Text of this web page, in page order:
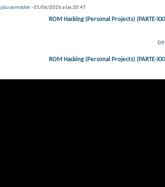
jduranmaster- 01/06/2026 a las 20:47
ROM Hacking (Personal Projects) (PARTE-
ROM Hacking (Personal Projects) (PARTE-